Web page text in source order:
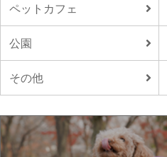
ペットカフェ
公園
その他